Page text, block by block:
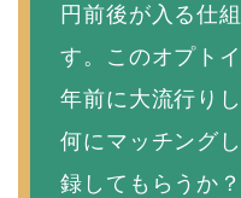
円前後が入る仕
す。このオプト
年前に大流行り
何にマッチング
録してもらうか